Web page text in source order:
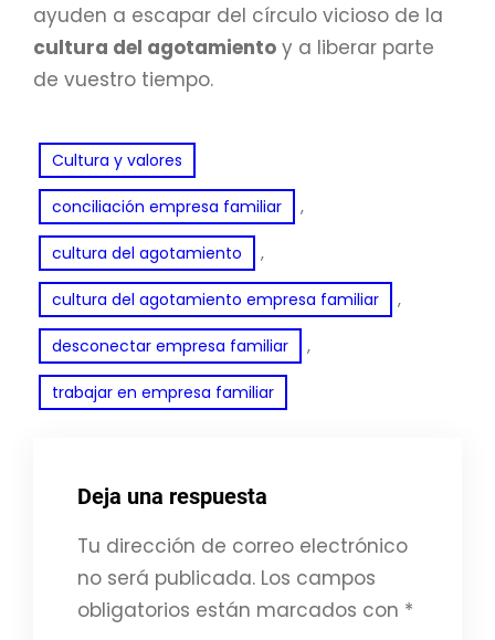
ayuden a escapar del círculo vicioso de la
cultura del agotamiento y a liberar parte
de vuestro tiempo.
Cultura y valores
conciliación empresa familiar ,
cultura del agotamiento ,
cultura del agotamiento empresa familiar ,
desconectar empresa familiar ,
trabajar en empresa familiar
Deja una respuesta
Tu dirección de correo electrónico
no será publicada. Los campos
obligatorios están marcados con *